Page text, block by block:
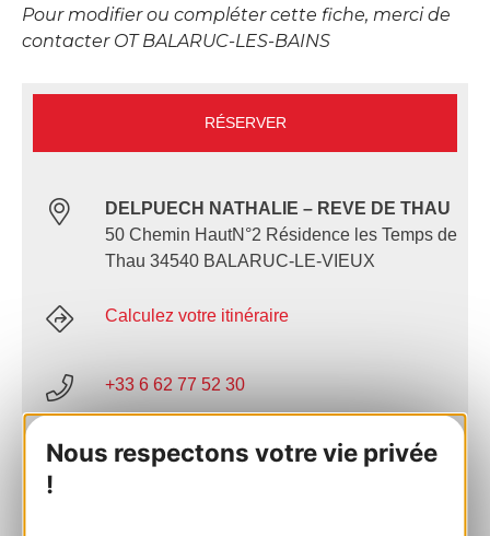
Nous respectons votre vie privée
!
Pour modifier ou compléter cette fiche, merci de
contacter OT BALARUC-LES-BAINS
RÉSERVER
DELPUECH NATHALIE – REVE DE THAU
50 Chemin HautN°2 Résidence les Temps de
Thau 34540 BALARUC-LE-VIEUX
Calculez votre itinéraire
+33 6 62 77 52 30
E-mail